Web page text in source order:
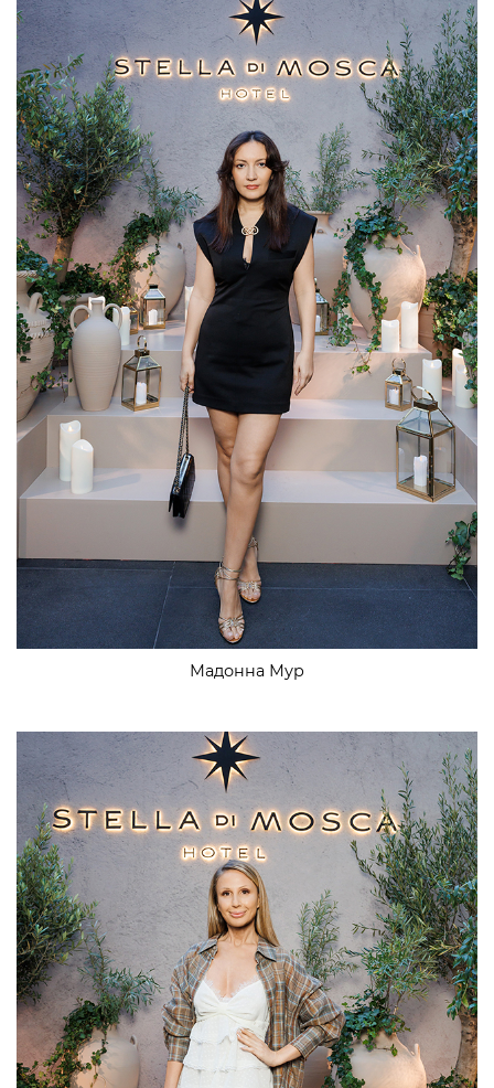
Мадонна Мур